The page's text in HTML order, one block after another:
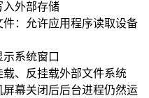
入外部存储
：
允许应用程序读取设备
示系统窗口
载、反挂载外部文件系统
屏幕关闭后后台进程仍然运